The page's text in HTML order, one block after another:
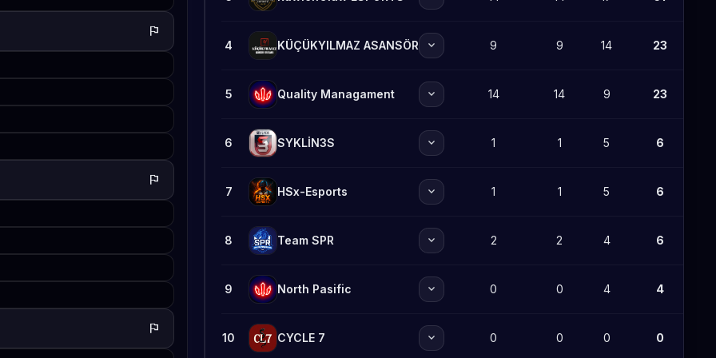
flag
flag
flag
4 KÜÇÜKYILMAZ ASANSÖR expand_more 9 9 14 23
5 Quality Managament expand_more 14 14 9 23
6 SYKLİN3S expand_more 1 1 5 6
7 HSx-Esports expand_more 1 1 5 6
8 Team SPR expand_more 2 2 4 6
9 North Pasific expand_more 0 0 4 4
10 CYCLE 7 expand_more 0 0 0 0